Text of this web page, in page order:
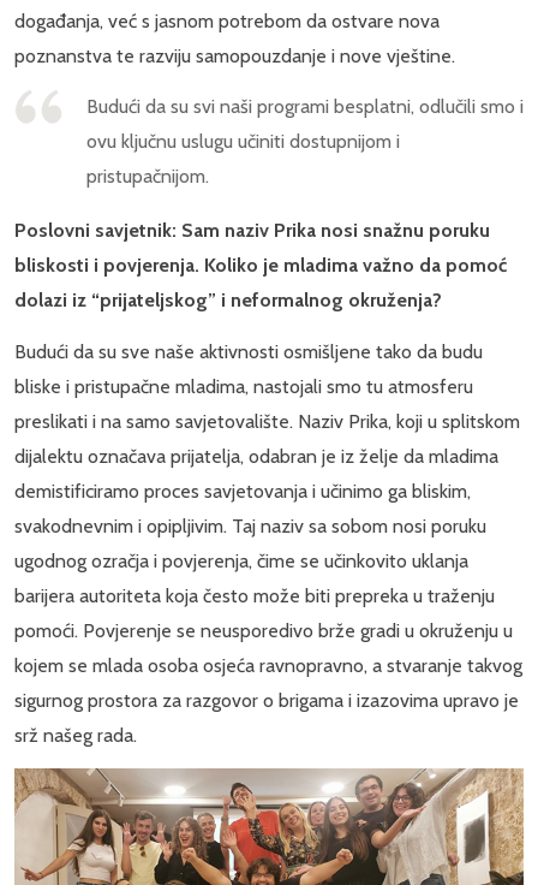
događanja, već s jasnom potrebom da ostvare nova
poznanstva te razviju samopouzdanje i nove vještine.
Budući da su svi naši programi besplatni, odlučili smo i
ovu ključnu uslugu učiniti dostupnijom i
pristupačnijom.
Poslovni savjetnik: Sam naziv Prika nosi snažnu poruku
bliskosti i povjerenja. Koliko je mladima važno da pomoć
dolazi iz “prijateljskog” i neformalnog okruženja?
Budući da su sve naše aktivnosti osmišljene tako da budu
bliske i pristupačne mladima, nastojali smo tu atmosferu
preslikati i na samo savjetovalište. Naziv Prika, koji u splitskom
dijalektu označava prijatelja, odabran je iz želje da mladima
demistificiramo proces savjetovanja i učinimo ga bliskim,
svakodnevnim i opipljivim. Taj naziv sa sobom nosi poruku
ugodnog ozračja i povjerenja, čime se učinkovito uklanja
barijera autoriteta koja često može biti prepreka u traženju
pomoći. Povjerenje se neusporedivo brže gradi u okruženju u
kojem se mlada osoba osjeća ravnopravno, a stvaranje takvog
sigurnog prostora za razgovor o brigama i izazovima upravo je
srž našeg rada.